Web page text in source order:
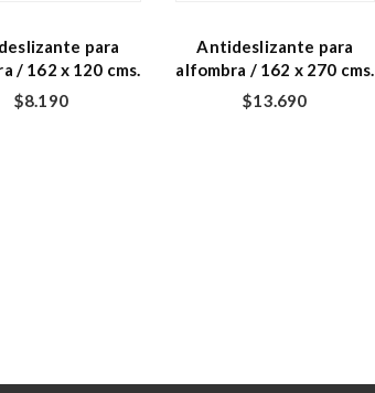
para
/ 162 x 120 cms.
$8.190
Antideslizante para
alfombra / 162 x 270 cms.
$13.690